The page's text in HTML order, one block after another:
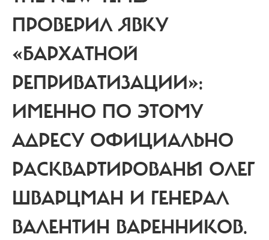
ПРОВЕРИЛ ЯВКУ
«БАРХАТНОЙ
РЕПРИВАТИЗАЦИИ»:
ИМЕННО ПО ЭТОМУ
АДРЕСУ ОФИЦИАЛЬНО
РАСКВАРТИРОВАНЫ ОЛЕГ
ШВАРЦМАН И ГЕНЕРАЛ
ВАЛЕНТИН ВАРЕННИКОВ.